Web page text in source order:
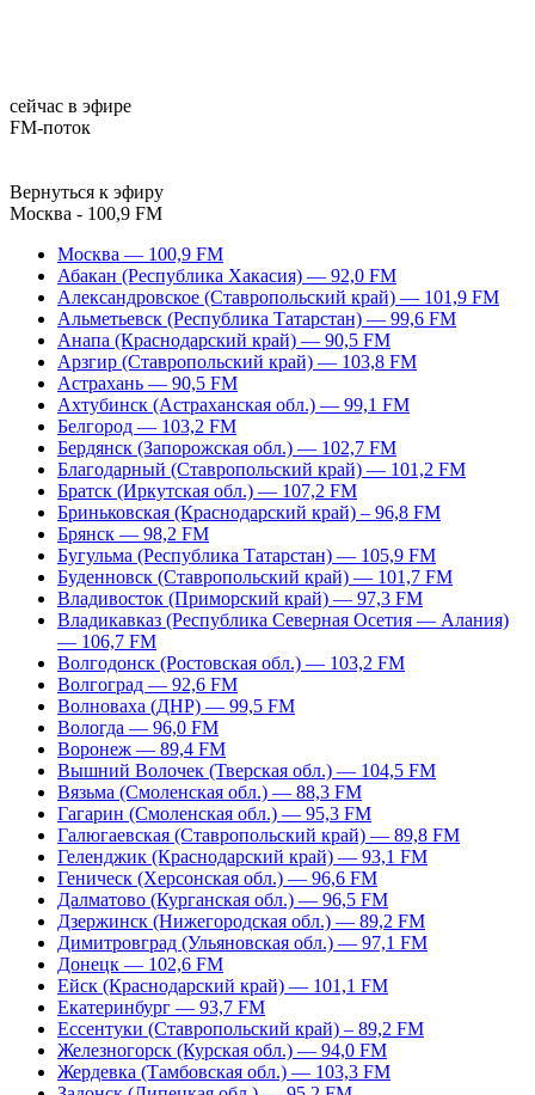
сейчас в эфире
FM-поток
Вернуться к эфиру
Москва - 100,9 FM
Москва — 100,9 FM
Абакан (Республика Хакасия) — 92,0 FM
Александровское (Ставропольский край) — 101,9 FM
Альметьевск (Республика Татарстан) — 99,6 FM
Анапа (Краснодарский край) — 90,5 FM
Арзгир (Ставропольский край) — 103,8 FM
Астрахань — 90,5 FM
Ахтубинск (Астраханская обл.) — 99,1 FM
Белгород — 103,2 FM
Бердянск (Запорожская обл.) — 102,7 FM
Благодарный (Ставропольский край) — 101,2 FM
Братск (Иркутская обл.) — 107,2 FM
Бриньковская (Краснодарский край) – 96,8 FM
Брянск — 98,2 FM
Бугульма (Республика Татарстан) — 105,9 FM
Буденновск (Ставропольский край) — 101,7 FM
Владивосток (Приморский край) — 97,3 FM
Владикавказ (Республика Северная Осетия — Алания)
— 106,7 FM
Волгодонск (Ростовская обл.) — 103,2 FM
Волгоград — 92,6 FM
Волноваха (ДНР) — 99,5 FM
Вологда — 96,0 FM
Воронеж — 89,4 FM
Вышний Волочек (Тверская обл.) — 104,5 FM
Вязьма (Смоленская обл.) — 88,3 FM
Гагарин (Смоленская обл.) — 95,3 FM
Галюгаевская (Ставропольский край) — 89,8 FM
Геленджик (Краснодарский край) — 93,1 FM
Геническ (Херсонская обл.) — 96,6 FM
Далматово (Курганская обл.) — 96,5 FM
Дзержинск (Нижегородская обл.) — 89,2 FM
Димитровград (Ульяновская обл.) — 97,1 FM
Донецк — 102,6 FM
Ейск (Краснодарский край) — 101,1 FM
Екатеринбург — 93,7 FM
Ессентуки (Ставропольский край) – 89,2 FM
Железногорск (Курская обл.) — 94,0 FM
Жердевка (Тамбовская обл.) — 103,3 FM